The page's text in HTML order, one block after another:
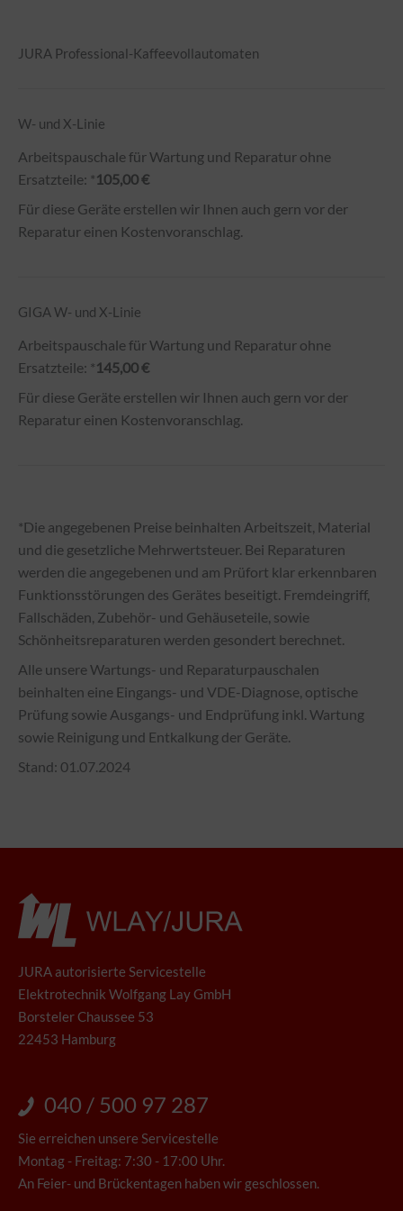
JURA Professional-Kaffeevollautomaten
W- und X-Linie
Arbeitspauschale für Wartung und Reparatur ohne
Ersatzteile: *105,00 €
Für diese Geräte erstellen wir Ihnen auch gern vor der
Reparatur einen Kostenvoranschlag.
GIGA W- und X-Linie
Arbeitspauschale für Wartung und Reparatur ohne
Ersatzteile: *145,00 €
Für diese Geräte erstellen wir Ihnen auch gern vor der
Reparatur einen Kostenvoranschlag.
*Die angegebenen Preise beinhalten Arbeitszeit, Material
und die gesetzliche Mehrwertsteuer. Bei Reparaturen
werden die angegebenen und am Prüfort klar erkennbaren
Funktionsstörungen des Gerätes beseitigt. Fremdeingriff,
Fallschäden, Zubehör- und Gehäuseteile, sowie
Schönheitsreparaturen werden gesondert berechnet.
Alle unsere Wartungs- und Reparaturpauschalen
beinhalten eine Eingangs- und VDE-Diagnose, optische
Prüfung sowie Ausgangs- und Endprüfung inkl. Wartung
sowie Reinigung und Entkalkung der Geräte.
Stand: 01.07.2024
JURA autorisierte Servicestelle
Elektrotechnik Wolfgang Lay GmbH
Borsteler Chaussee 53
22453 Hamburg
040 / 500 97 287
Sie erreichen unsere Servicestelle
Montag - Freitag: 7:30 - 17:00 Uhr.
An Feier- und Brückentagen haben wir geschlossen.